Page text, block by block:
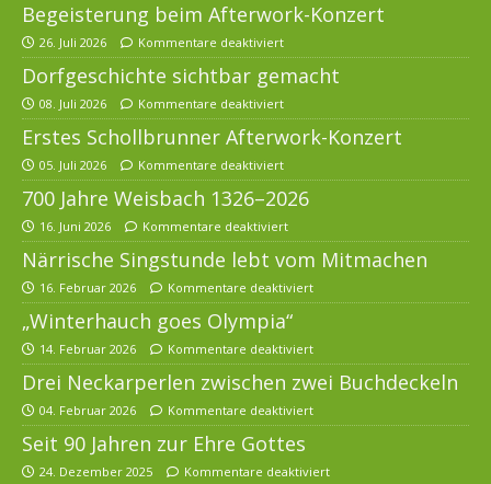
Begeisterung beim Afterwork-Konzert
26. Juli 2026 Kommentare deaktiviert
Dorfgeschichte sichtbar gemacht
08. Juli 2026 Kommentare deaktiviert
Erstes Schollbrunner Afterwork-Konzert
05. Juli 2026 Kommentare deaktiviert
700 Jahre Weisbach 1326–2026
16. Juni 2026 Kommentare deaktiviert
Närrische Singstunde lebt vom Mitmachen
16. Februar 2026 Kommentare deaktiviert
„Winterhauch goes Olympia“
14. Februar 2026 Kommentare deaktiviert
Drei Neckarperlen zwischen zwei Buchdeckeln
04. Februar 2026 Kommentare deaktiviert
Seit 90 Jahren zur Ehre Gottes
24. Dezember 2025 Kommentare deaktiviert